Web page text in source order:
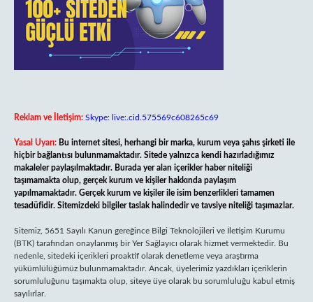
Reklam ve İletişim: Skype: live:.cid.575569c608265c69
Yasal Uyarı: Bu internet sitesi, herhangi bir marka, kurum veya şahıs şirketi ile
hiçbir bağlantısı bulunmamaktadır. Sitede yalnızca kendi hazırladığımız
makaleler paylaşılmaktadır. Burada yer alan içerikler haber niteliği
taşımamakta olup, gerçek kurum ve kişiler hakkında paylaşım
yapılmamaktadır. Gerçek kurum ve kişiler ile isim benzerlikleri tamamen
tesadüfidir. Sitemizdeki bilgiler taslak halindedir ve tavsiye niteliği taşımazlar.
Sitemiz, 5651 Sayılı Kanun gereğince Bilgi Teknolojileri ve İletişim Kurumu
(BTK) tarafından onaylanmış bir Yer Sağlayıcı olarak hizmet vermektedir. Bu
nedenle, sitedeki içerikleri proaktif olarak denetleme veya araştırma
yükümlülüğümüz bulunmamaktadır. Ancak, üyelerimiz yazdıkları içeriklerin
sorumluluğunu taşımakta olup, siteye üye olarak bu sorumluluğu kabul etmiş
sayılırlar.